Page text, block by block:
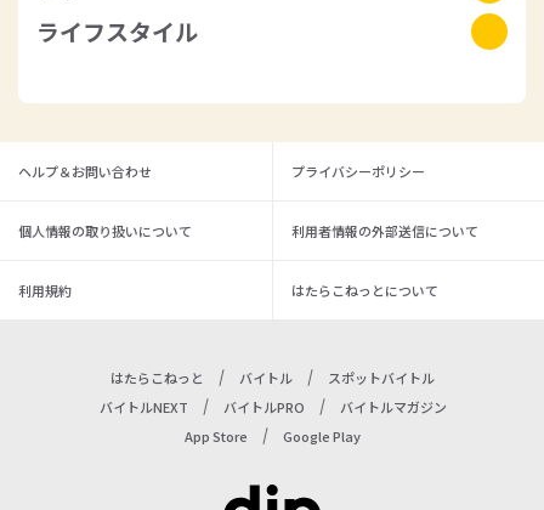
看護職の転職
ライフスタイル
ライフ
ヘルプ＆お問い合わせ プライバシーポリシー
個人情報の取り扱いについて 利用者情報の外部送信について
利用規約 はたらこねっとについて
はたらこねっと バイトル
スポットバイトル
バイトルNEXT
バイトルPRO
バイトルマガジン
App Store
Google Play